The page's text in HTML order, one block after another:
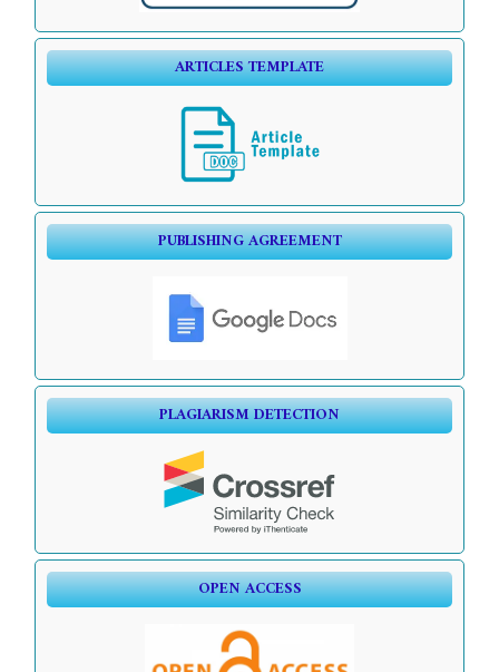
ARTICLES TEMPLATE
PUBLISHING AGREEMENT
PLAGIARISM DETECTION
OPEN ACCESS